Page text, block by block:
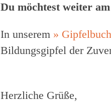
Du möchtest weiter
In unserem » Gipfelbuch
Bildungsgipfel der
Herzliche Grüße,